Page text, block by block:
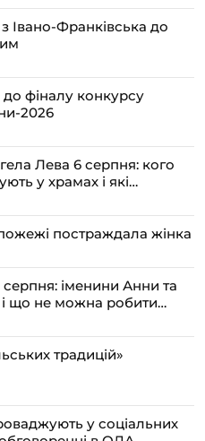
Івано-Франківська до
фіналу конкурсу
2026
Лева 6 серпня: кого
у храмах і які
постраждала жінка
іменини Анни та
і що не можна робити
традицій»
у соціальних